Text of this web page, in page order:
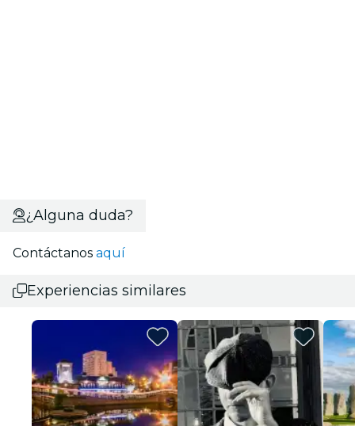
¿Alguna duda?
Contáctanos aquí
Experiencias similares